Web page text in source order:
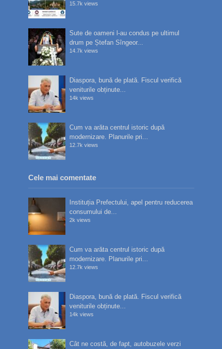
15.7k views
Sute de oameni l-au condus pe ultimul
drum pe Ștefan Sîngeor...
14.7k views
Diaspora, bună de plată. Fiscul verifică
veniturile obținute...
14k views
Cum va arăta centrul istoric după
modernizare. Planurile pri...
12.7k views
Cele mai comentate
Instituția Prefectului, apel pentru reducerea
consumului de...
2k views
Cum va arăta centrul istoric după
modernizare. Planurile pri...
12.7k views
Diaspora, bună de plată. Fiscul verifică
veniturile obținute...
14k views
Cât ne costă, de fapt, autobuzele verzi